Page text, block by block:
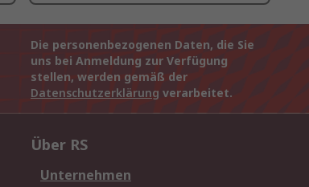
Die personenbezogenen Daten, die Sie
uns bei Anmeldung zur Verfügung
stellen, werden gemäß der
Datenschutzerklärung verarbeitet.
Über RS
Unternehmen